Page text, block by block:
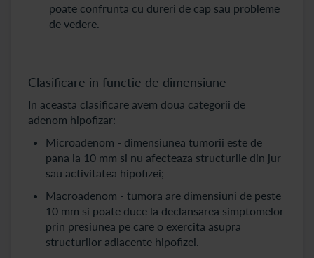
poate confrunta cu dureri de cap sau probleme
de vedere.
Clasificare in functie de dimensiune
In aceasta clasificare avem doua categorii de
adenom hipofizar:
Microadenom - dimensiunea tumorii este de
pana la 10 mm si nu afecteaza structurile din jur
sau activitatea hipofizei;
Macroadenom - tumora are dimensiuni de peste
10 mm si poate duce la declansarea simptomelor
prin presiunea pe care o exercita asupra
structurilor adiacente hipofizei.